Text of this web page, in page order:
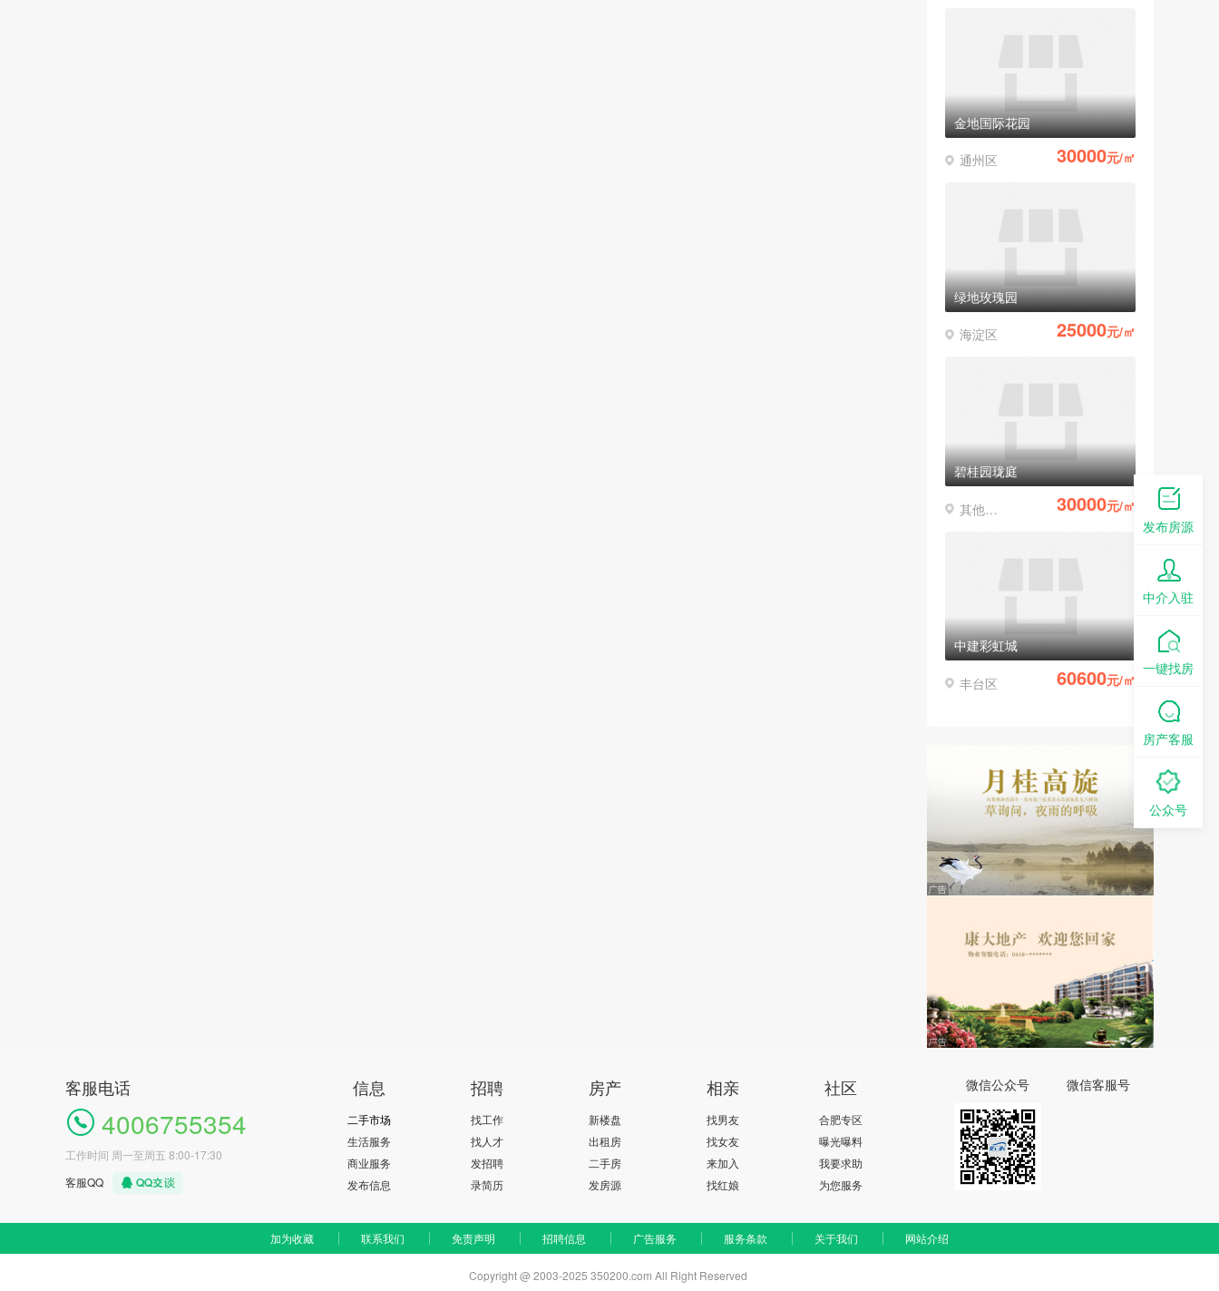
金地国际花园
通州区 30000元/㎡
绿地玫瑰园
海淀区 25000元/㎡
碧桂园珑庭
其他区县 30000元/㎡
中建彩虹城
丰台区 60600元/㎡
客服电话
4006755354
工作时间 周一至周五 8:00-17:30
客服QQ
信息
二手市场
生活服务
商业服务
发布信息
招聘
找工作
找人才
发招聘
录简历
房产
新楼盘
出租房
二手房
发房源
相亲
找男友
找女友
来加入
找红娘
社区
合肥专区
曝光曝料
我要求助
为您服务
微信公众号 微信客服号
加为收藏 联系我们 免责声明 招聘信息 广告服务 服务条款 关于我们 网站介绍
Copyright @ 2003-2025 350200.com All Right Reserved
发布房源
中介入驻
一键找房
房产客服
公众号